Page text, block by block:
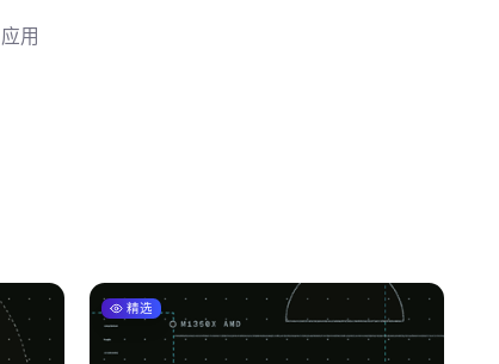
用
精选